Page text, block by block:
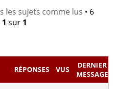
les sujets comme lus • 6
1 sur 1
RÉPONSES VUS
DERNIER
MESSAGE